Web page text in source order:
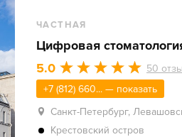
ЧАСТНАЯ
Цифровая
5.0
50
+7 (812) 660... — показать
Санкт-Петербург,
Крестовский остров